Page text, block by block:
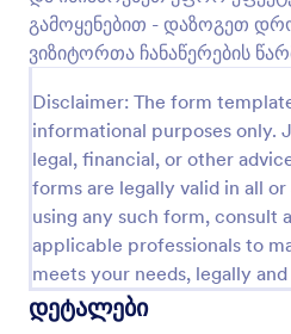
გამოყენებით - დაზოგეთ
ვიზიტორთა ჩანაწერების
Disclaimer: The form
informational purposes only.
legal, financial, or other
forms are legally valid in all
using any such form, consult
applicable professionals to
meets your needs, legally
დეტალები
დაწესებულებების,
სხვა
უფასო ონალინ ფორმის
მოთხოვნები ონლაინ!
შაბლონი თქვენს
ვებსაიტზე ან გააზიარეთ
გამოყენებით და
მონაცემები ნებისმიერი
შეგიძლიათ მართოთ
Jotform ანგარიშში -
რეპორტების მშენებლის
თავისუფლად დაამატეთ
რათა შეაგროვოთ
კორონავირუსის
შაბლონის